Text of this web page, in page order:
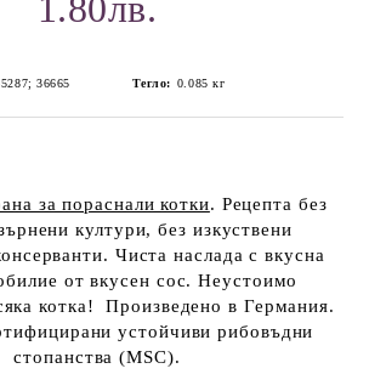
36665 Тегло: 0.085 кг
за пораснали котки. Рецепта без
култури, без изкуствени
Чиста наслада с вкусна
от вкусен сос. Неустоимо
котка! Произведено в Германия.
устойчиви рибовъдни
стопанства (MSC).